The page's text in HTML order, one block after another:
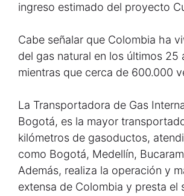
ingreso estimado del proyecto
Cabe señalar que Colombia ha
del gas natural en los últimos
mientras que cerca de 600.000
La Transportadora de Gas
Bogotá, es la mayor
kilómetros de gasoductos,
como Bogotá, Medellín,
Además, realiza la operación y
extensa de Colombia y presta